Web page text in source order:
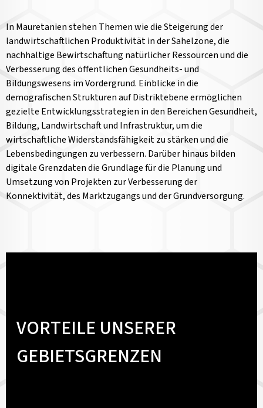
In Mauretanien stehen Themen wie die Steigerung der
landwirtschaftlichen Produktivität in der Sahelzone, die
nachhaltige Bewirtschaftung natürlicher Ressourcen und die
Verbesserung des öffentlichen Gesundheits- und
Bildungswesens im Vordergrund. Einblicke in die
demografischen Strukturen auf Distriktebene ermöglichen
gezielte Entwicklungsstrategien in den Bereichen Gesundheit,
Bildung, Landwirtschaft und Infrastruktur, um die
wirtschaftliche Widerstandsfähigkeit zu stärken und die
Lebensbedingungen zu verbessern. Darüber hinaus bilden
digitale Grenzdaten die Grundlage für die Planung und
Umsetzung von Projekten zur Verbesserung der
Konnektivität, des Marktzugangs und der Grundversorgung.
VORTEILE UNSERER
GEBIETSGRENZEN